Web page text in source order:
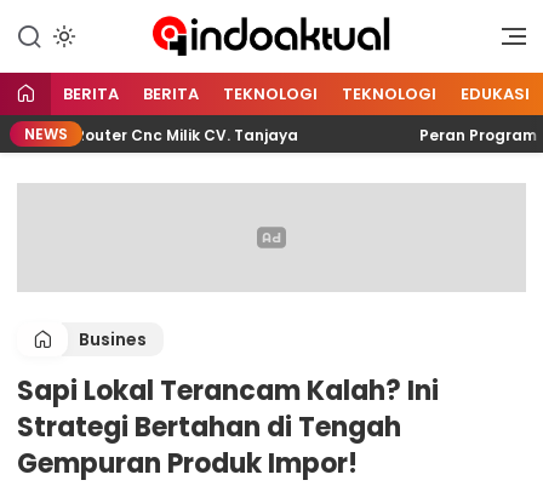
Indoaktual
Indonesia Aktual
BERITA BERITA TEKNOLOGI TEKNOLOGI EDUKASI
NEWS
Router Cnc Milik CV. Tanjaya Peran Program
Busines
Sapi Lokal Terancam Kalah? Ini
Strategi Bertahan di Tengah
Gempuran Produk Impor!